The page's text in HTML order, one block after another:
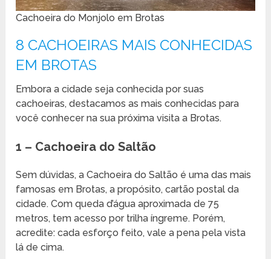
Cachoeira do Monjolo em Brotas
8 CACHOEIRAS MAIS CONHECIDAS
EM BROTAS
Embora a cidade seja conhecida por suas
cachoeiras, destacamos as mais conhecidas para
você conhecer na sua próxima visita a Brotas.
1 – Cachoeira do Saltão
Sem dúvidas, a Cachoeira do Saltão é uma das mais
famosas em Brotas, a propósito, cartão postal da
cidade. Com queda d’água aproximada de 75
metros, tem acesso por trilha íngreme. Porém,
acredite: cada esforço feito, vale a pena pela vista
lá de cima.